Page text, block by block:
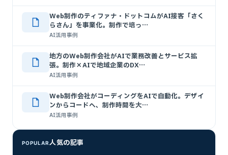
Web制作のティファナ・ドットコムがAI接客「さく
らさん」を事業化。制作で培っ…
AI活用事例
地方のWeb制作会社がAIで業務改善とサービス拡
張。制作×AIで地域企業のDX…
AI活用事例
Web制作会社がコーディングをAIで自動化。デザイ
ンからコードへ、制作時間を大…
AI活用事例
POPULAR人気の記事